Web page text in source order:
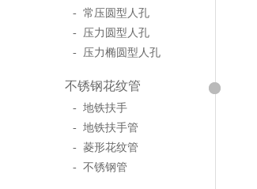
- 常压圆型人孔
- 压力圆型人孔
- 压力椭圆型人孔
不锈钢花纹管
- 地铁扶手
- 地铁扶手管
- 菱形花纹管
- 不锈钢管